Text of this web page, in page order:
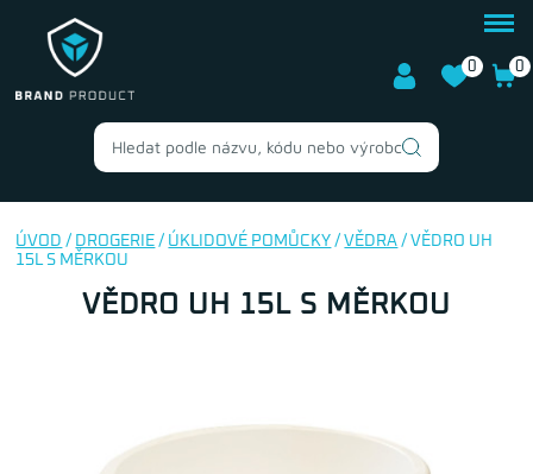
0 0
ÚVOD / DROGERIE / ÚKLIDOVÉ POMŮCKY /VĚDRA / VĚDRO UH
15L S MĚRKOU
VĚDRO UH 15L S MĚRKOU